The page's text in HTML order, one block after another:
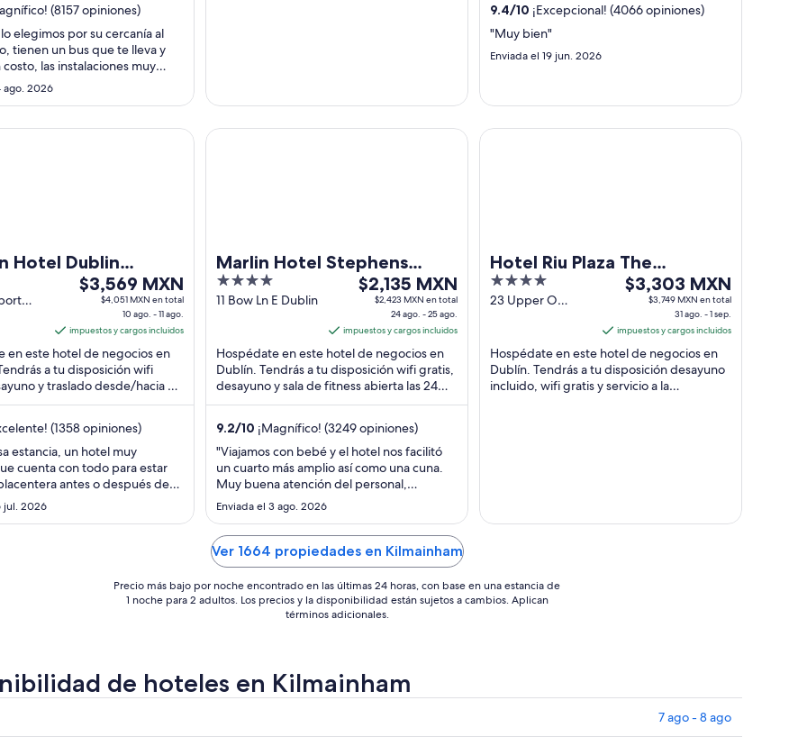
9
ago
al
10
(8157 opiniones)
elegimos por su cercanía al
tienen un bus que te lleva y
las instalaciones muy
muy amplia con todo lo
ago. 2026
10
9.4/10 ¡Excepcional! (4066 opiniones)
"Muy bien"
Enviada el 19 jun. 2026
Hotel Dublin
El
precio
de
$3,569 MXN
por
noche
10
ago
al
11
$3,569 MXN
$4,051 MXN en total
10 ago. - 11 ago.
impuestos y cargos incluidos
en este hotel de negocios en
a tu disposición wifi
y traslado desde/hacia el
gratis. Nuestros huéspedes ...
(1358 opiniones)
estancia, un hotel muy
cuenta con todo para estar
antes o después de
que está sumamente cerca del
En recepción super amables y
jul. 2026
Dublin Airport Central
Marlin Hotel Stephens
Green
4
out
11 Bow Ln E Dublin
El
precio
de
$2,135 MXN
por
noche
24
ago
al
25
$2,135 MXN
$2,423 MXN en total
24 ago. - 25 ago.
impuestos y cargos incluidos
Hospédate en este hotel de negocios en
Dublín. Tendrás a tu disposición wifi gratis,
desayuno y sala de fitness abierta las 24
horas. Nuestros huéspedes destacan ...
9.2/10 ¡Magnífico! (3249 opiniones)
"Viajamos con bebé y el hotel nos facilitó
un cuarto más amplio así como una cuna.
Muy buena atención del personal,
bastante callada la zona pero muy bien
Enviada el 3 ago. 2026
Marlin Hotel Stephens Green
Hotel Riu Plaza The
Gresham Dublin
4
out
23 Upper O
El
precio
de
$3,303 MXN
por
noche
$3,303 MXN
$3,749 MXN en total
31 ago. - 1 sep.
impuestos y cargos incluidos
Hospédate en este hotel de negocios en
Dublín. Tendrás a tu disposición desayuno
incluido, wifi gratis y servicio a la
Hotel Riu Plaza The Gresham Dublin
Ver 1664 propiedades en Kilmainham
Precio más bajo por noche encontrado en las últimas 24 horas, con base en una estancia de
1 noche para 2 adultos. Los precios y la disponibilidad están sujetos a cambios. Aplican
términos adicionales.
de hoteles en Kilmainham
7 ago - 8 ago